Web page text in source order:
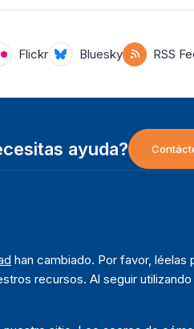
Flickr Bluesky RSS
ayuda?
menu
Sobre
han cambiado. Por favor,
recursos. Al seguir